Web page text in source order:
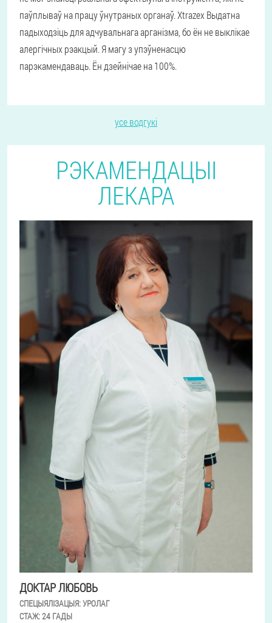
паўплываў на працу ўнутраных органаў. Xtrazex Выдатна
падыходзіць для адчувальнага арганізма, бо ён не выклікае
алергічных рэакцый. Я магу з упэўненасцю
парэкамендаваць. Ён дзейнічае на 100%.
усе водгукі
РЭКАМЕНДАЦЫІ
ЛЕКАРА
ДОКТАР ЛЮБОВЬ
СПЕЦЫЯЛІЗАЦЫЯ:УРОЛАГ
СТАЖ:24 ГАДЫ